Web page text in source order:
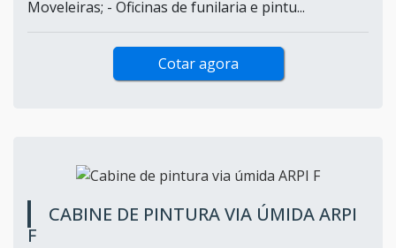
Moveleiras; - Oficinas de funilaria e pintu...
Cotar agora
CABINE DE PINTURA VIA ÚMIDA ARPI
F